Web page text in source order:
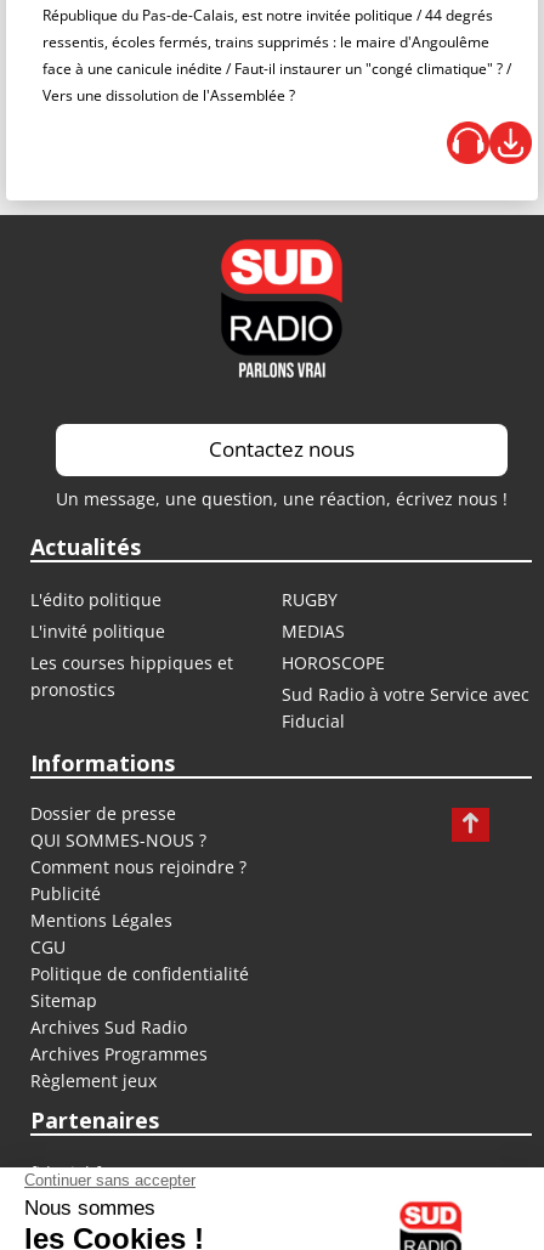
République du Pas-de-Calais, est notre invitée politique / 44 degrés
ressentis, écoles fermés, trains supprimés : le maire d'Angoulême
face à une canicule inédite / Faut-il instaurer un "congé climatique" ? /
Vers une dissolution de l'Assemblée ?
Contactez nous
Un message, une question, une réaction, écrivez nous !
Actualités
L'édito politique
RUGBY
L'invité politique
MEDIAS
Les courses hippiques et
pronostics
HOROSCOPE
Sud Radio à votre Service avec
Fiducial
Informations
Dossier de presse
QUI SOMMES-NOUS ?
Comment nous rejoindre ?
Publicité
Mentions Légales
CGU
Politique de confidentialité
Sitemap
Archives Sud Radio
Archives Programmes
Règlement jeux
Partenaires
fiducial.fr
lyoncapitale.fr
olympique-et-lyonnais.com